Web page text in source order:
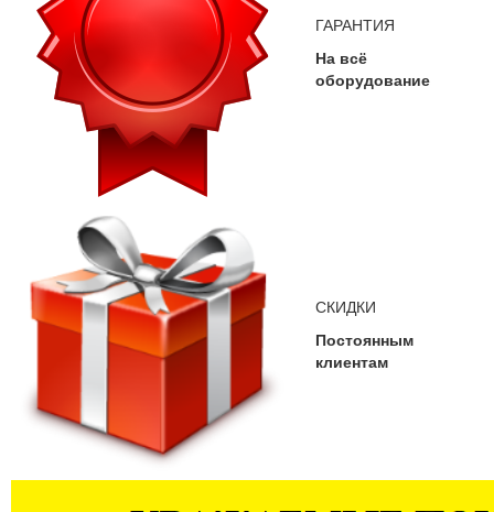
ГАРАНТИЯ
На всё
оборудование
СКИДКИ
Постоянным
клиентам